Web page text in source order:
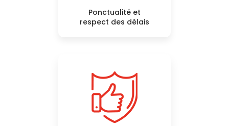
Ponctualité et
respect des délais